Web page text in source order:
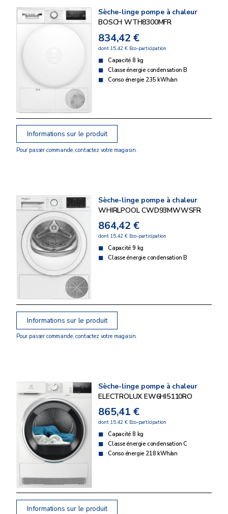
Sèche-linge pompe à chaleur
BOSCH WTH8300MFR
834,42 €
dont 15,42 € Eco-participation
Capacité 8 kg
Classe énergie condensation B
Conso énergie 235 kWh/an
Informations sur le produit
Pour passer commande, contactez votre magasin.
Sèche-linge pompe à chaleur
WHIRLPOOL CWD93MWWSFR
864,42 €
dont 15,42 € Eco-participation
Capacité 9 kg
Classe énergie condensation B
Informations sur le produit
Pour passer commande, contactez votre magasin.
Sèche-linge pompe à chaleur
ELECTROLUX EW6HI5110RO
865,41 €
dont 15,42 € Eco-participation
Capacité 8 kg
Classe énergie condensation C
Conso énergie 218 kWh/an
Informations sur le produit